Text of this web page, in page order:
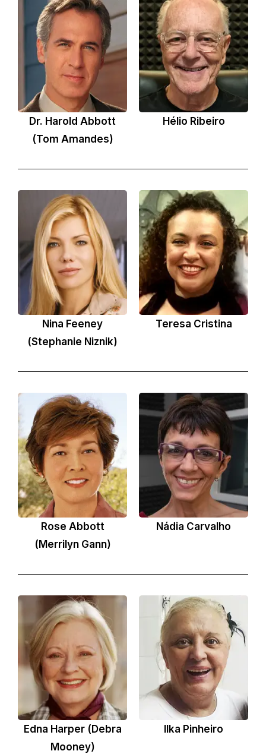
Dr. Harold Abbott
(Tom Amandes)
Hélio Ribeiro
Nina Feeney
(Stephanie Niznik)
Teresa Cristina
Rose Abbott
(Merrilyn Gann)
Nádia Carvalho
Edna Harper (Debra
Mooney)
Ilka Pinheiro